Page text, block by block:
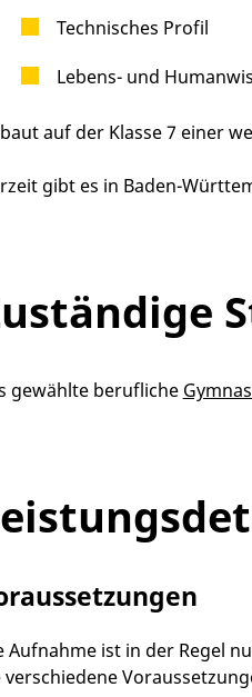
Technisches Profil
Lebens- und
baut auf der Klasse 7 einer
gibt es in Baden-
gewählte berufliche
Aufnahme ist in der Regel
verschiedene